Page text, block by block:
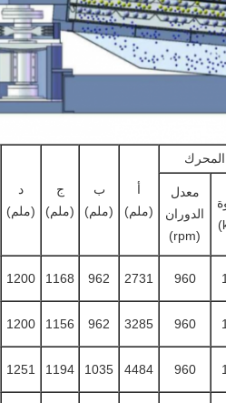
المحرك
أ
(ملم)
ب
(ملم)
ج
(ملم)
د
(ملم)
معدل
الدوران
(rpm)
960
2731
962
1168
1200
960
3285
962
1156
1200
960
4484
1035
1194
1251